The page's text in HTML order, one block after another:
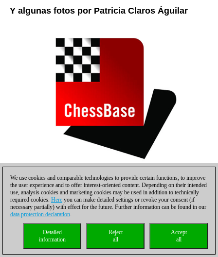
Y algunas fotos por Patricia Claros Águilar
We use cookies and comparable technologies to provide certain functions, to improve
the user experience and to offer interest-oriented content. Depending on their intended
use, analysis cookies and marketing cookies may be used in addition to technically
required cookies. Here you can make detailed settings or revoke your consent (if
necessary partially) with effect for the future. Further information can be found in our
data protection declaration.
Accept
all
Reject
all
Detailed
information